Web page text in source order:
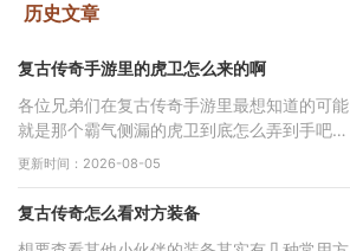
历史文章
复古传奇手游里的虎卫怎么来的啊
各位兄弟们在复古传奇手游里最想知道的可能
就是那个霸气侧漏的虎卫到底怎么弄到手吧。
虎卫可不是随随便便就能得到的宠物，它需要
置
更新时间：2026-08-05
复古传奇怎么看对方装备